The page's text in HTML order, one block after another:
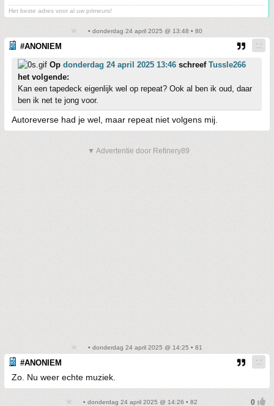
Het beste adres voor al uw primeurs!
• donderdag 24 april 2025 @ 13:48 • 80
#ANONIEM
Op donderdag 24 april 2025 13:46 schreef Tussle266
het volgende:
Kan een tapedeck eigenlijk wel op repeat? Ook al ben ik oud, daar
ben ik net te jong voor.
Autoreverse had je wel, maar repeat niet volgens mij.
▼ Advertentie door Refinery89
• donderdag 24 april 2025 @ 14:25 • 81
#ANONIEM
Zo. Nu weer echte muziek.
• donderdag 24 april 2025 @ 14:26 • 82